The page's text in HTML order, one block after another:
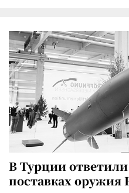
В Турции
поставках оружия